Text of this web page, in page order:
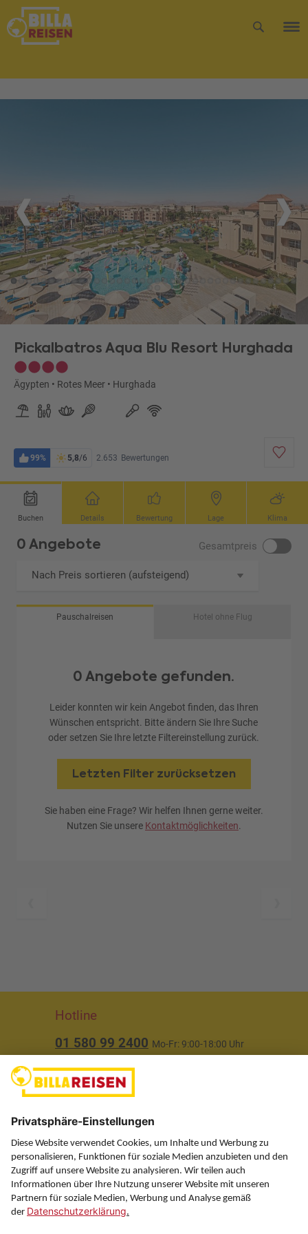
Pickalbatros Aqua Blu Resort Hurghada
Ägypten • Rotes Meer • Hurghada
99% 5,8/6 2.653 Bewertungen
Buchen Details Bewertung Lage Klima
0 Angebote Gesamtpreis
Nach Preis sortieren (aufsteigend)
Pauschalreisen Hotel ohne Flug
0 Angebote gefunden.
Leider konnten wir kein Angebot finden, das Ihren
Wünschen entspricht. Bitte ändern Sie Ihre Suche
oder setzen Sie Ihre letzte Filtereinstellung zurück.
Letzten Filter zurücksetzen
Sie haben eine Frage? Wir helfen Ihnen gerne weiter.
Nutzen Sie unsere Kontaktmöglichkeiten.
Hotline
01 580 99 2400 Mo-Fr: 9:00-18:00 Uhr
Über uns
Service
Information
Folgen Sie uns auf